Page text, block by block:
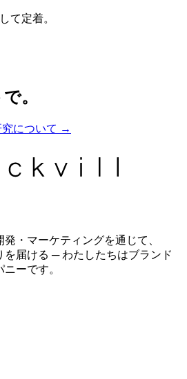
て定着。
で。
について →
・マーケティングを通じて、
を届ける ─ わたしたちはブランド
ーです。